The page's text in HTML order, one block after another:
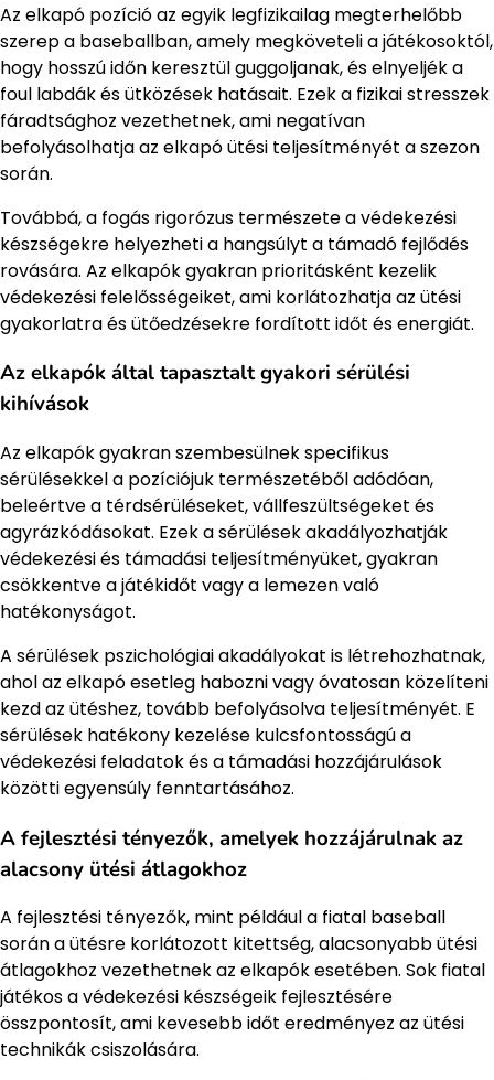
Az elkapó pozíció az egyik legfizikailag megterhelőbb
szerep a baseballban, amely megköveteli a játékosoktól,
hogy hosszú időn keresztül guggoljanak, és elnyeljék a
foul labdák és ütközések hatásait. Ezek a fizikai stresszek
fáradtsághoz vezethetnek, ami negatívan
befolyásolhatja az elkapó ütési teljesítményét a szezon
során.
Továbbá, a fogás rigorózus természete a védekezési
készségekre helyezheti a hangsúlyt a támadó fejlődés
rovására. Az elkapók gyakran prioritásként kezelik
védekezési felelősségeiket, ami korlátozhatja az ütési
gyakorlatra és ütőedzésekre fordított időt és energiát.
Az elkapók által tapasztalt gyakori sérülési
kihívások
Az elkapók gyakran szembesülnek specifikus
sérülésekkel a pozíciójuk természetéből adódóan,
beleértve a térdsérüléseket, vállfeszültségeket és
agyrázkódásokat. Ezek a sérülések akadályozhatják
védekezési és támadási teljesítményüket, gyakran
csökkentve a játékidőt vagy a lemezen való
hatékonyságot.
A sérülések pszichológiai akadályokat is létrehozhatnak,
ahol az elkapó esetleg habozni vagy óvatosan közelíteni
kezd az ütéshez, tovább befolyásolva teljesítményét. E
sérülések hatékony kezelése kulcsfontosságú a
védekezési feladatok és a támadási hozzájárulások
közötti egyensúly fenntartásához.
A fejlesztési tényezők, amelyek hozzájárulnak az
alacsony ütési átlagokhoz
A fejlesztési tényezők, mint például a fiatal baseball
során a ütésre korlátozott kitettség, alacsonyabb ütési
átlagokhoz vezethetnek az elkapók esetében. Sok fiatal
játékos a védekezési készségeik fejlesztésére
összpontosít, ami kevesebb időt eredményez az ütési
technikák csiszolására.